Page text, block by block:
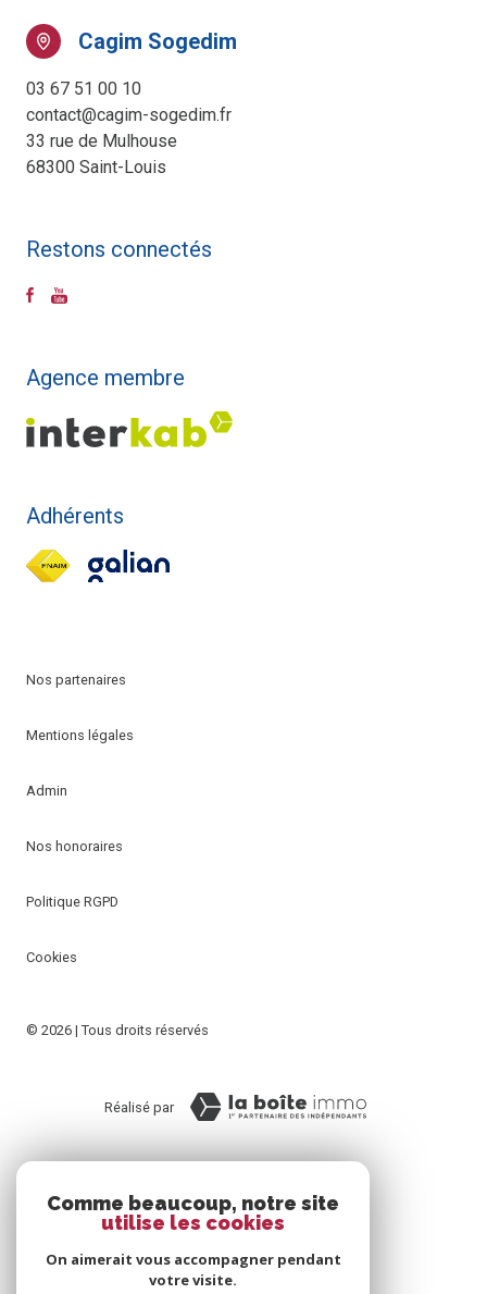
Cagim Sogedim
03 67 51 00 10
contact@cagim-sogedim.fr
33 rue de Mulhouse
68300 Saint-Louis
Restons connectés
Agence membre
Adhérents
Nos partenaires
Mentions légales
Admin
Nos honoraires
Politique RGPD
Cookies
© 2026 | Tous droits réservés
Réalisé par
Comme beaucoup, notre site
utilise les cookies
On aimerait vous accompagner pendant
votre visite.